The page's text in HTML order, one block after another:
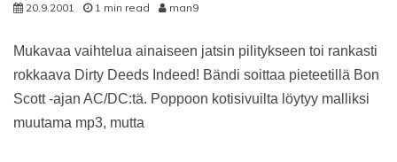
20.9.2001 1 min read man9
Mukavaa vaihtelua ainaiseen jatsin pilitykseen toi rankasti
rokkaava Dirty Deeds Indeed! Bändi soittaa pieteetillä Bon
Scott -ajan AC/DC:tä. Poppoon kotisivuilta löytyy malliksi
muutama mp3, mutta